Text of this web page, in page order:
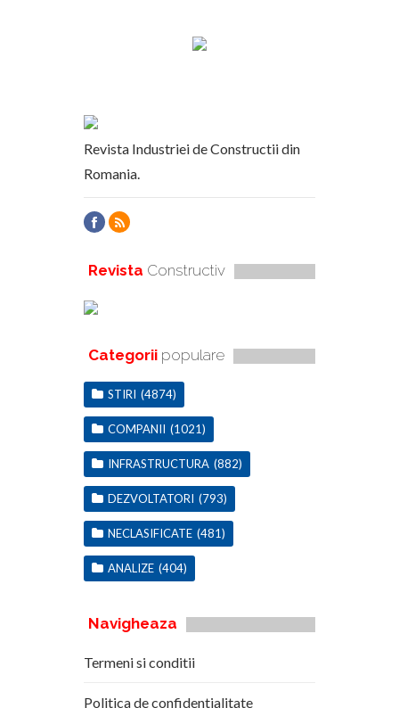
Revista Industriei de Constructii din
Romania.
Revista Constructiv
Categorii populare
STIRI (4874)
COMPANII (1021)
INFRASTRUCTURA (882)
DEZVOLTATORI (793)
NECLASIFICATE (481)
ANALIZE (404)
Navigheaza
Termeni si conditii
Politica de confidentialitate